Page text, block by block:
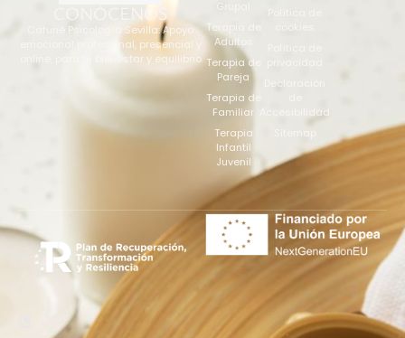
CONÓCENOS
Cafuné Psicología Sevilla: Apoyo
emocional profesional, presencial y
online, para tu bienestar y equilibrio
Terapia de
Adultos
Terapia de
Pareja
Terapia de
Familiar
Terapia
Infantil
Juvenil
Declaración
Accesibilidad
Sitemap
3